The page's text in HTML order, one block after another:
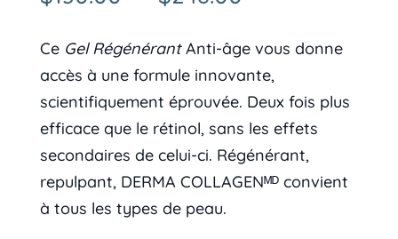
prix :
$130.00
à
$248.00
Ce Gel RégénérantAnti-âge vous donne
accès à une formule innovante,
scientifiquement éprouvée. Deux fois plus
efficace que le rétinol, sans les effets
secondaires de celui-ci. Régénérant,
repulpant, DERMA COLLAGENᴹᴰ convient
à tous les types de peau.